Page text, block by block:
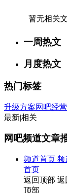
暂无相关
一周热文
月度热文
热门标签
升级方案网吧经营
最新|相关
网吧频道文章
频道首页 频
首页
返回顶部 返
顶部